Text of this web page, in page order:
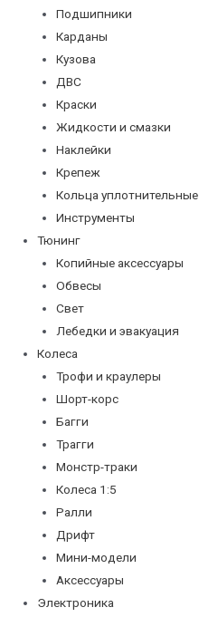
Подшипники
Карданы
Кузова
ДВС
Краски
Жидкости и смазки
Наклейки
Крепеж
Кольца уплотнительные
Инструменты
Тюнинг
Копийные аксессуары
Обвесы
Свет
Лебедки и эвакуация
Колеса
Трофи и краулеры
Шорт-корс
Багги
Трагги
Монстр-траки
Колеса 1:5
Ралли
Дрифт
Мини-модели
Аксессуары
Электроника